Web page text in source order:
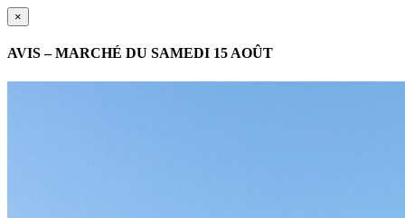
×
AVIS – MARCHÉ DU SAMEDI 15 AOÛT